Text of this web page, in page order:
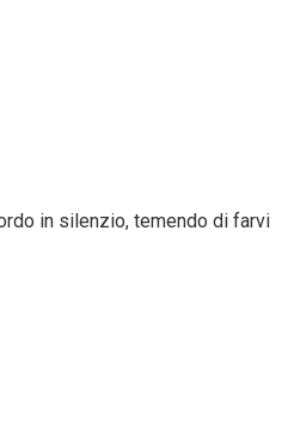
in silenzio, temendo di farvi